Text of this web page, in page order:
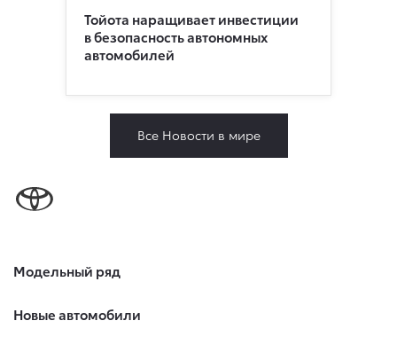
Тойота наращивает инвестиции
в безопасность автономных
автомобилей
Все Новости в мире
Модельный ряд
Новые автомобили